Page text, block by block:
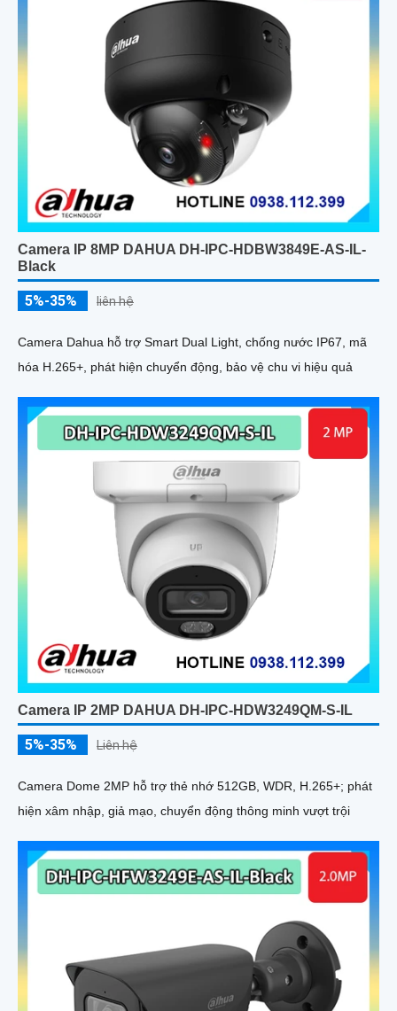
Camera IP 8MP DAHUA DH-IPC-HDBW3849E-AS-IL-
Black
5%-35% liên hệ
Camera Dahua hỗ trợ Smart Dual Light, chống nước IP67, mã
hóa H.265+, phát hiện chuyển động, bảo vệ chu vi hiệu quả
Camera IP 2MP DAHUA DH-IPC-HDW3249QM-S-IL
5%-35% Liên hệ
Camera Dome 2MP hỗ trợ thẻ nhớ 512GB, WDR, H.265+; phát
hiện xâm nhập, giả mạo, chuyển động thông minh vượt trội